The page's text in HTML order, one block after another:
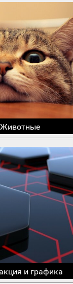
Животные
и графика